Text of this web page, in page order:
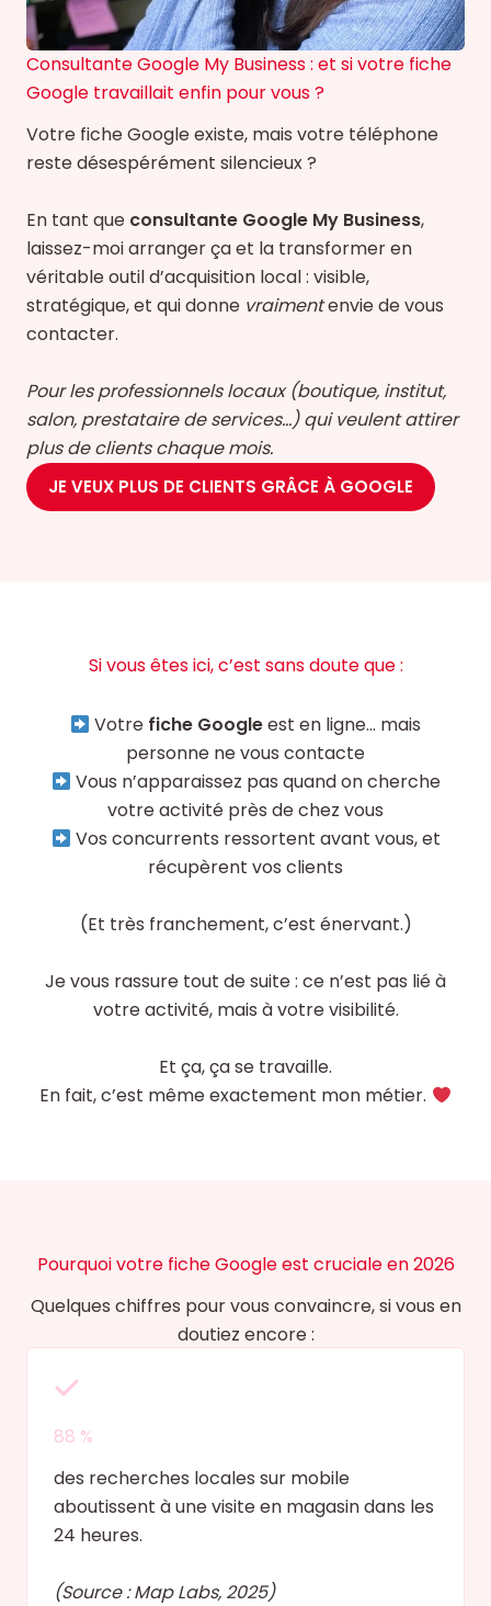
Consultante Google My Business : et si votre fiche
Google travaillait enfin pour vous ?
Votre fiche Google existe, mais votre téléphone
reste désespérément silencieux ?
En tant que consultante Google My Business,
laissez-moi arranger ça et la transformer en
véritable outil d’acquisition local : visible,
stratégique, et qui donne vraimentenvie de vous
contacter.
Pour les professionnels locaux (boutique, institut,
salon, prestataire de services…) qui veulent attirer
plus de clients chaque mois.
JE VEUX PLUS DE CLIENTS GRÂCE À GOOGLE
Si vous êtes ici, c’est sans doute que :
Votre fiche Googleest en ligne… mais
personne ne vous contacte
Vous n’apparaissez pas quand on cherche
votre activité près de chez vous
Vos concurrents ressortent avant vous, et
récupèrent vos clients
(Et très franchement, c’est énervant.)
Je vous rassure tout de suite : ce n’est pas lié à
votre activité, mais à votre visibilité.
Et ça, ça se travaille.
En fait, c’est même exactement mon métier.
Pourquoi votre fiche Google est cruciale en 2026
Quelques chiffres pour vous convaincre, si vous en
doutiez encore :
88 %
des recherches locales sur mobile
aboutissent à une visite en magasin dans les
24 heures.
(Source : Map Labs, 2025)